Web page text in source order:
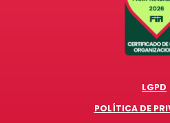
LGPD
POLÍTICA DE